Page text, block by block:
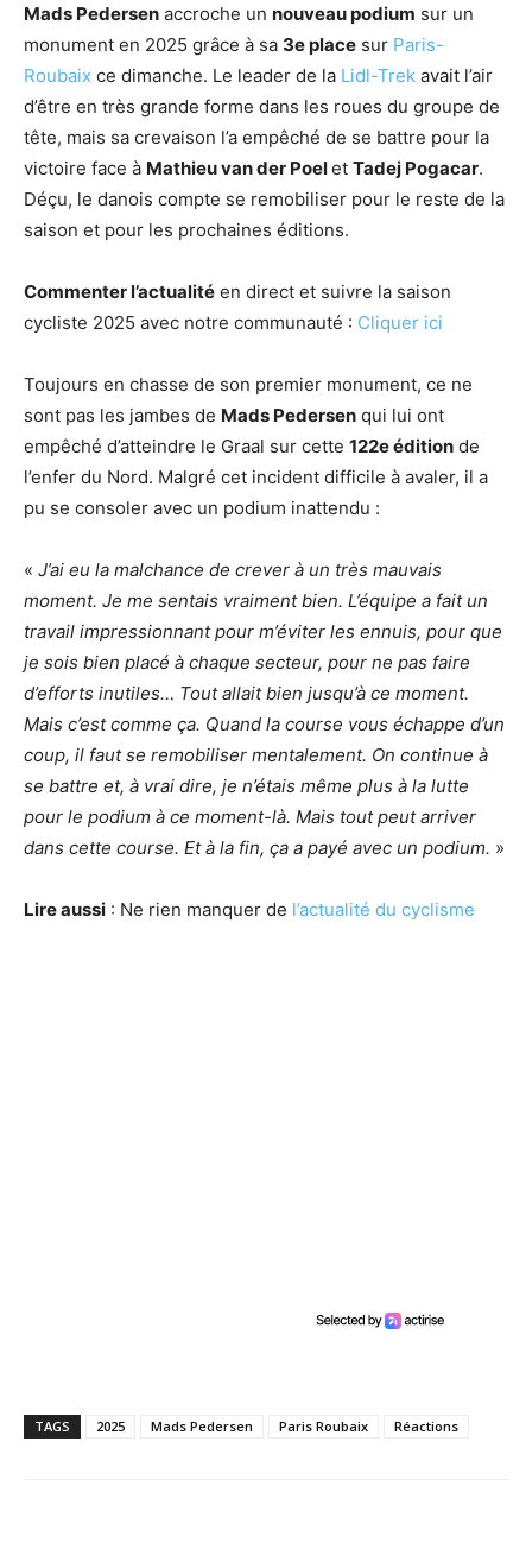
Mads Pedersen accroche un nouveau podium sur un
monument en 2025 grâce à sa 3e place sur Paris-
Roubaix ce dimanche. Le leader de la Lidl-Trek avait l’air
d’être en très grande forme dans les roues du groupe de
tête, mais sa crevaison l’a empêché de se battre pour la
victoire face à Mathieu van der Poelet Tadej Pogacar.
Déçu, le danois compte se remobiliser pour le reste de la
saison et pour les prochaines éditions.
Commenter l’actualité en direct et suivre la saison
cycliste 2025 avec notre communauté : Cliquer ici
Toujours en chasse de son premier monument, ce ne
sont pas les jambes de Mads Pedersen qui lui ont
empêché d’atteindre le Graal sur cette 122e édition de
l’enfer du Nord. Malgré cet incident difficile à avaler, il a
pu se consoler avec un podium inattendu :
« J’ai eu la malchance de crever à un très mauvais
moment. Je me sentais vraiment bien. L’équipe a fait un
travail impressionnant pour m’éviter les ennuis, pour que
je sois bien placé à chaque secteur, pour ne pas faire
d’efforts inutiles… Tout allait bien jusqu’à ce moment.
Mais c’est comme ça. Quand la course vous échappe d’un
coup, il faut se remobiliser mentalement. On continue à
se battre et, à vrai dire, je n’étais même plus à la lutte
pour le podium à ce moment-là. Mais tout peut arriver
dans cette course. Et à la fin, ça a payé avec un podium. »
Lire aussi : Ne rien manquer de l’actualité du cyclisme
TAGS 2025 Mads Pedersen Paris Roubaix Réactions